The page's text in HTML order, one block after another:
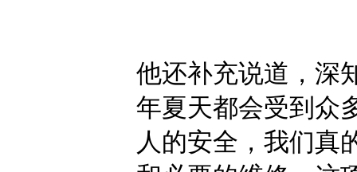
他还补充说道，深
年夏天都会受到众
人的安全，我们真